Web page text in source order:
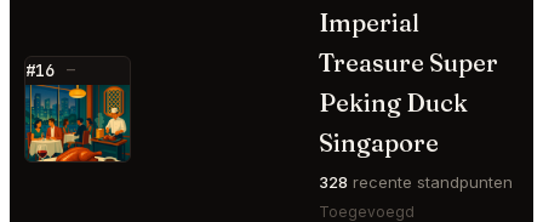
#16 —
⭐
Imperial
Treasure Super
Peking Duck
Singapore
328 recente standpunten
Toegevoegd